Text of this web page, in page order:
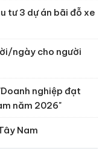
tư 3 dự án bãi đỗ xe
ngày cho người
nghiệp đạt
năm 2026"
Nam